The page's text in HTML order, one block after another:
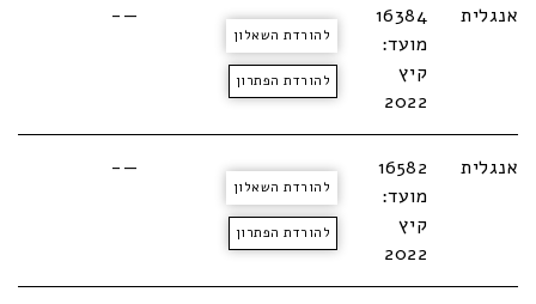
אנגלית
16384
מועד:
קיץ
2022
להורדת השאלון
להורדת הפתרון
—-
אנגלית
16582
מועד:
קיץ
2022
להורדת השאלון
להורדת הפתרון
—-